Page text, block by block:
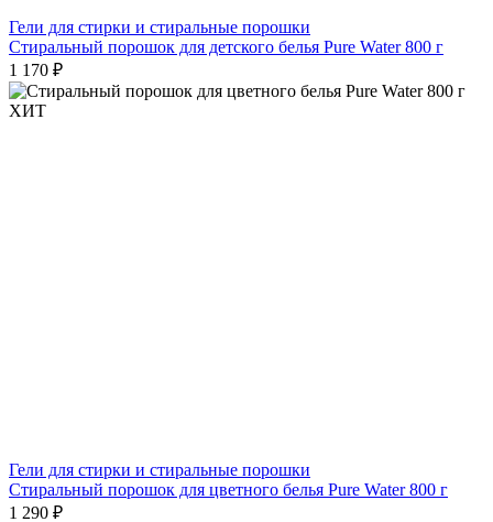
Гели для стирки и стиральные порошки
Стиральный порошок для детского белья Pure Water 800 г
1 170 ₽
ХИТ
Гели для стирки и стиральные порошки
Стиральный порошок для цветного белья Pure Water 800 г
1 290 ₽